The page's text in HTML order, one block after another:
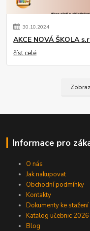
30.10.2024
AKCE NOVÁ ŠKOLA
číst celé
Informace pro
O nás
Jak nakupovat
Obchodní podmínky
Kontakty
Dokumenty ke stažení
Katalog učebnic 2026
Blog